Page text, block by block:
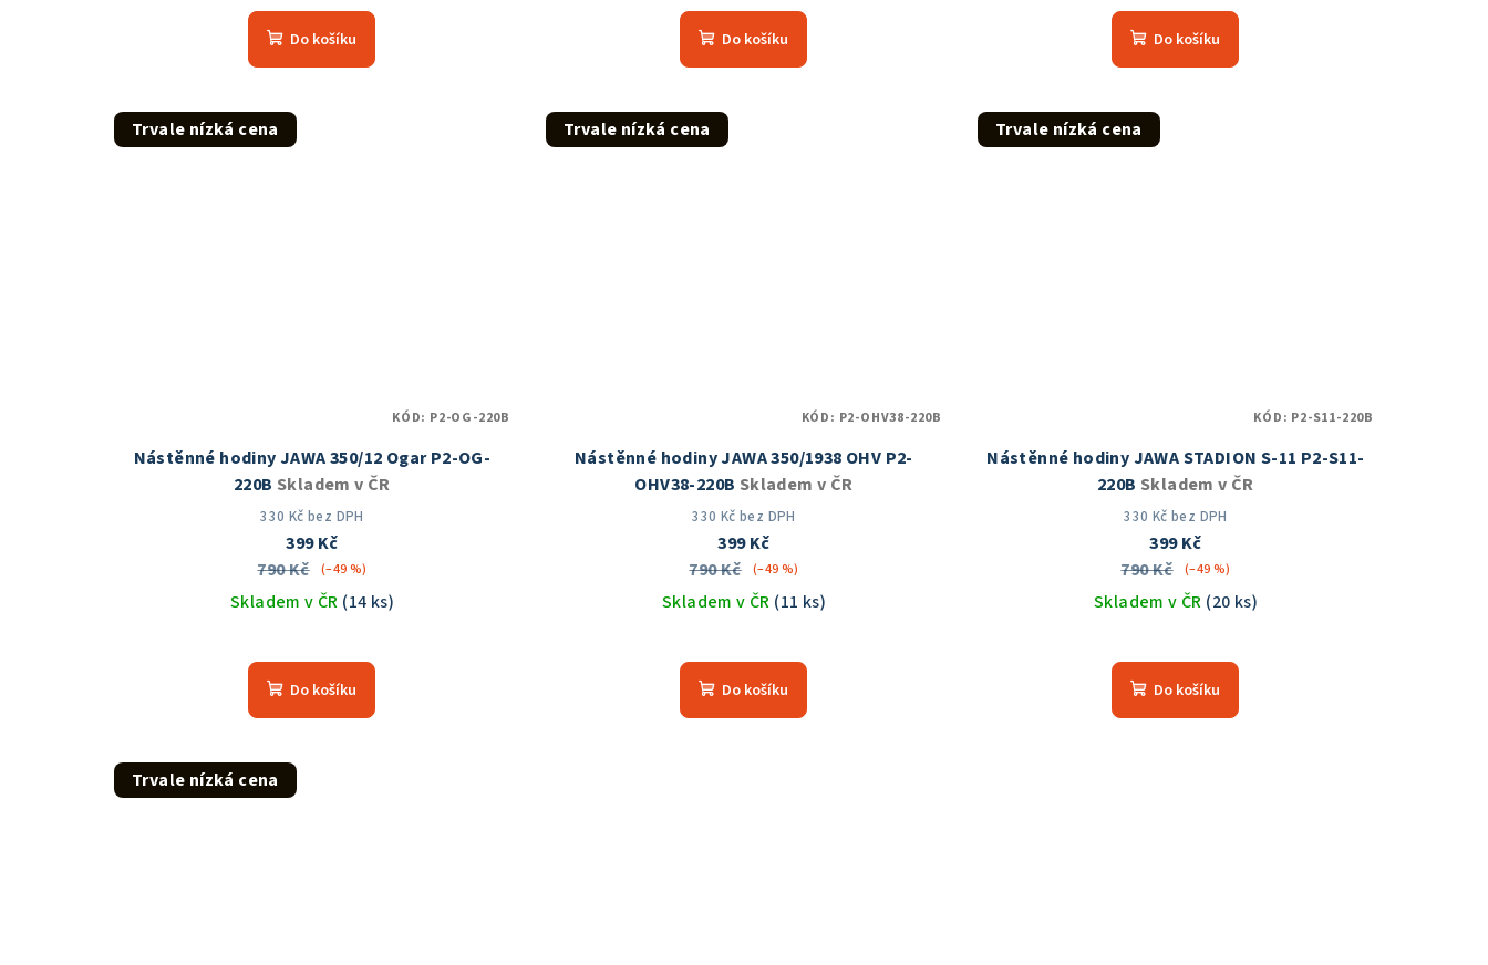
Do košíku Do košíku
hodnocení
produktu
je
Do košíku
Trvale nízká cena
Nástěnné hodiny JAWA 350/12 Ogar P2-OG-
220B Skladem v ČR
330 Kč bez DPH
399 Kč
790 Kč
(–49 %)
Skladem v ČR (14 ks)
hodnocení
produktu
je
Do košíku
KÓD: P2-OG-220B
Trvale nízká cena
Nástěnné hodiny JAWA 350/1938 OHV P2-
OHV38-220B Skladem v ČR
330 Kč bez DPH
399 Kč
790 Kč
(–49 %)
Skladem v ČR (11 ks)
hodnocení
produktu
je
Do košíku
KÓD: P2-OHV38-220B
Trvale nízká cena
Nástěnné hodiny JAWA STADION S-11 P2-S11-
220B Skladem v ČR
330 Kč bez DPH
399 Kč
790 Kč
(–49 %)
Skladem v ČR (20 ks)
hodnocení
produktu
je
Do košíku
KÓD: P2-S11-220B
Trvale nízká cena